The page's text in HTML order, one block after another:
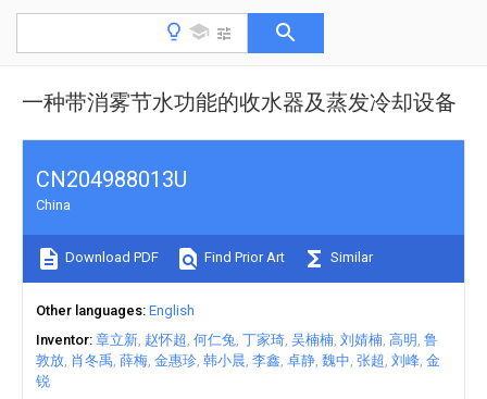
一种带消雾节水功能的收水器及蒸发冷却设备
CN204988013U
China
Download PDF Find Prior Art Similar
Other languages English
Inventor 章立新 赵怀超 何仁兔 丁家琦 吴楠楠 刘婧楠 高明 鲁
敦放 肖冬禹 薛梅 金惠珍 韩小晨 李鑫 卓静 魏中 张超 刘峰 金
锐